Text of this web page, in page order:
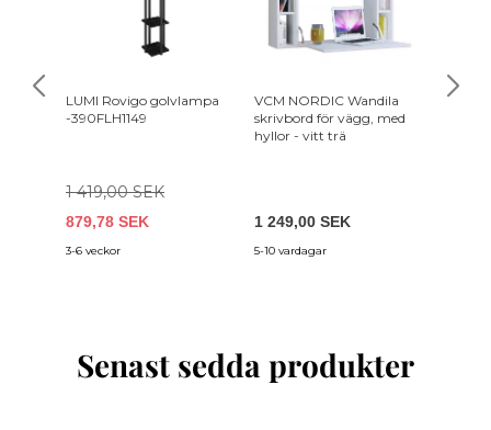
LUMI Rovigo golvlampa
-390FLH1149
1 419,00 SEK
879,78 SEK
3-6 veckor
VCM NORDIC Wandila
skrivbord för vägg, med
hyllor - vitt trä
1 249,00 SEK
5-10 vardagar
LUMI
Senast sedda produkter